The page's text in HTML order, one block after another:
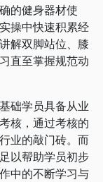
的健身器材使
操中快速积累经
解双脚站位、膝
直至掌握规范动
础学员具备从业
核，通过考核的
业的敲门砖。而
以帮助学员初步
中的不断学习与